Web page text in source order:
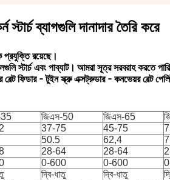
ব্যাগগুলি দানাদার তৈরি করে
প্রযুক্তি রয়েছে।
স্টার্চ এবং পাব্যাট। আমরা সূত্র সরবরাহ করতে
ফিডার - টুইন স্ক্রু এক্সট্রুডার - কনভেয়র বেল্ট
35 জিএস-50 জিএস-65
37-75 45-75
50.5 62,4
28-64 28-64
0-600 0-600
দ্বি-ধাতু দ্বি-ধাতু